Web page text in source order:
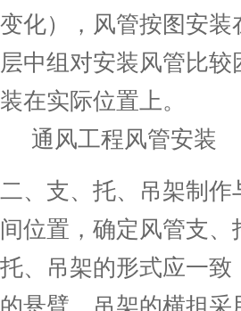
变化），风管按图安
层中组对安装风管比
装在实际位置上。
通风工程风管安装
二、支、托、吊架制
间位置，确定风管支
托、吊架的形式应一